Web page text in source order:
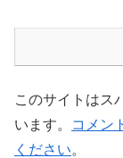
このサイトはス
います。
コメン
ください。